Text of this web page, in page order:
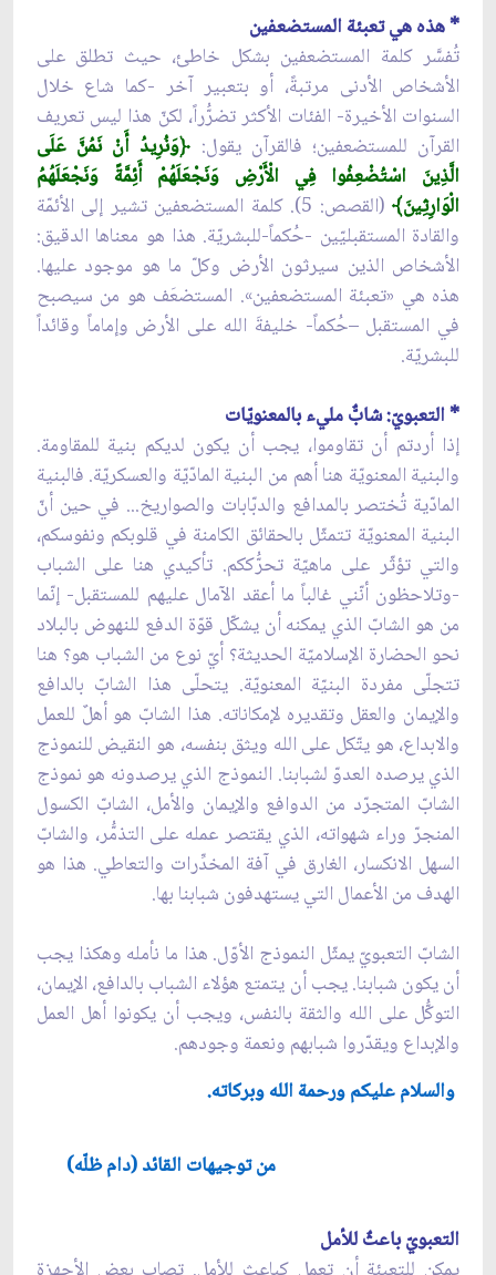
* هذه هي تعبئة المستضعفين
تُفسَّر كلمة المستضعفين بشكل خاطئ، حيث تطلق على
الأشخاص الأدنى مرتبةً، أو بتعبير آخر -كما شاع خلال
السنوات الأخيرة- الفئات الأكثر تضرُّراً، لكنّ هذا ليس تعريف
القرآن للمستضعفين؛ فالقرآن يقول: ﴿وَنُرِيدُ أَنْ نَمُنَّ عَلَى
الَّذِينَ اسْتُضْعِفُوا فِي الْأَرْضِ وَنَجْعَلَهُمْ أَئِمَّةً وَنَجْعَلَهُمُ
الْوَارِثِينَ﴾
(القصص: 5). كلمة المستضعفين تشير إلى الأئمّة
والقادة المستقبليّين -حُكماً-للبشريّة. هذا هو معناها الدقيق:
الأشخاص الذين سيرثون الأرض وكلّ ما هو موجود عليها.
هذه هي «تعبئة المستضعفين». المستضعَف هو من سيصبح
في المستقبل –حُكماً- خليفةَ الله على الأرض وإماماً وقائداً
للبشريّة.
* التعبويّ: شابٌّ مليء بالمعنويّات
إذا أردتم أن تقاوموا، يجب أن يكون لديكم بنية للمقاومة.
والبنية المعنويّة هنا أهم من البنية المادّيّة والعسكريّة. فالبنية
المادّية تُختصر بالمدافع والدبّابات والصواريخ... في حين أنّ
البنية المعنويّة تتمثّل بالحقائق الكامنة في قلوبكم ونفوسكم،
والتي تؤثّر على ماهيّة تحرُّككم. تأكيدي هنا على الشباب
-وتلاحظون أنّني غالباً ما أعقد الآمال عليهم للمستقبل- إنّما
من هو الشابّ الذي يمكنه أن يشكّل قوّة الدفع للنهوض بالبلاد
نحو الحضارة الإسلاميّة الحديثة؟ أيّ نوع من الشباب هو؟ هنا
تتجلّى مفردة البنيّة المعنويّة. يتحلّى هذا الشابّ بالدافع
والإيمان والعقل وتقديره لإمكاناته. هذا الشابّ هو أهلٌ للعمل
والابداع، هو يتّكل على الله ويثق بنفسه، هو النقيض للنموذج
الذي يرصده العدوّ لشبابنا. النموذج الذي يرصدونه هو نموذج
الشابّ المتجرّد من الدوافع والإيمان والأمل، الشابّ الكسول
المنجرّ وراء شهواته، الذي يقتصر عمله على التذمُّر، والشابّ
السهل الانكسار، الغارق في آفة المخدِّرات والتعاطي. هذا هو
الهدف من الأعمال التي يستهدفون شبابنا بها.
الشابّ التعبويّ يمثّل النموذج الأوّل. هذا ما نأمله وهكذا يجب
أن يكون شبابنا. يجب أن يتمتع هؤلاء الشباب بالدافع، الإيمان،
التوكُّل على الله والثقة بالنفس، ويجب أن يكونوا أهل العمل
والإبداع ويقدّروا شبابهم ونعمة وجودهم.
والسلام عليكم ورحمة الله وبركاته.
من توجيهات القائد (دام ظلّه)
التعبويّ باعثٌ للأمل